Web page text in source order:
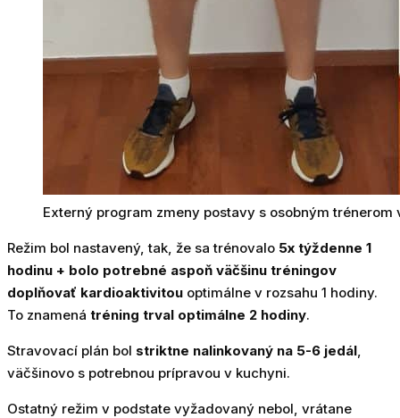
Externý program zmeny postavy s osobným trénerom
Režim bol nastavený, tak, že sa trénovalo 5x týždenne 1
hodinu + bolo potrebné aspoň väčšinu tréningov
doplňovať kardioaktivitou optimálne v rozsahu 1 hodiny.
To znamená tréning trval optimálne 2 hodiny.
Stravovací plán bol striktne nalinkovaný na 5-6 jedál
väčšinovo s potrebnou prípravou v kuchyni.
Ostatný režim v podstate vyžadovaný nebol, vrátane